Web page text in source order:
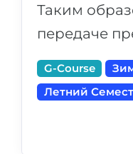
Таким
передаче
G-Course
Летний